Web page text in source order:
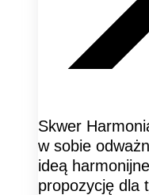
Skwer
w sobie
ideą
propozycję dla